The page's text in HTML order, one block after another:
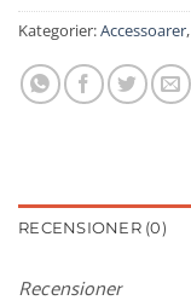
Kategorier:Accessoarer,
RECENSIONER (0)
Recensioner